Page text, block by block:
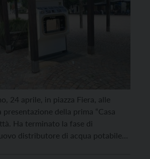
24 aprile, in piazza Fiera, alle
presentazione della prima “Casa
Ha terminato la fase di
distributore di acqua potabile